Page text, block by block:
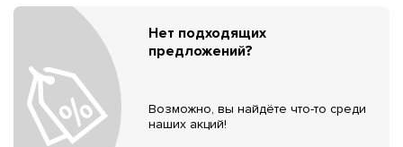
Нет подходящих
предложений?
Возможно, вы найдёте что-то среди
наших акций!